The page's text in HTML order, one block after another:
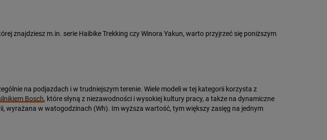
znajdziesz m.in. serie Haibike Trekking czy Winora Yakun, warto przyjrzeć się poniższym
na podjazdach i w trudniejszym terenie. Wiele modeli w tej kategorii korzysta z
Bosch, które słyną z niezawodności i wysokiej kultury pracy, a także na dynamiczne
wyrażana w watogodzinach (Wh). Im wyższa wartość, tym większy zasięg na jednym